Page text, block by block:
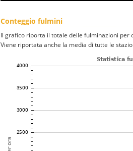
Conteggio fulmini
Il grafico riporta il totale delle fulminazioni per
Viene riportata anche la media di tutte le